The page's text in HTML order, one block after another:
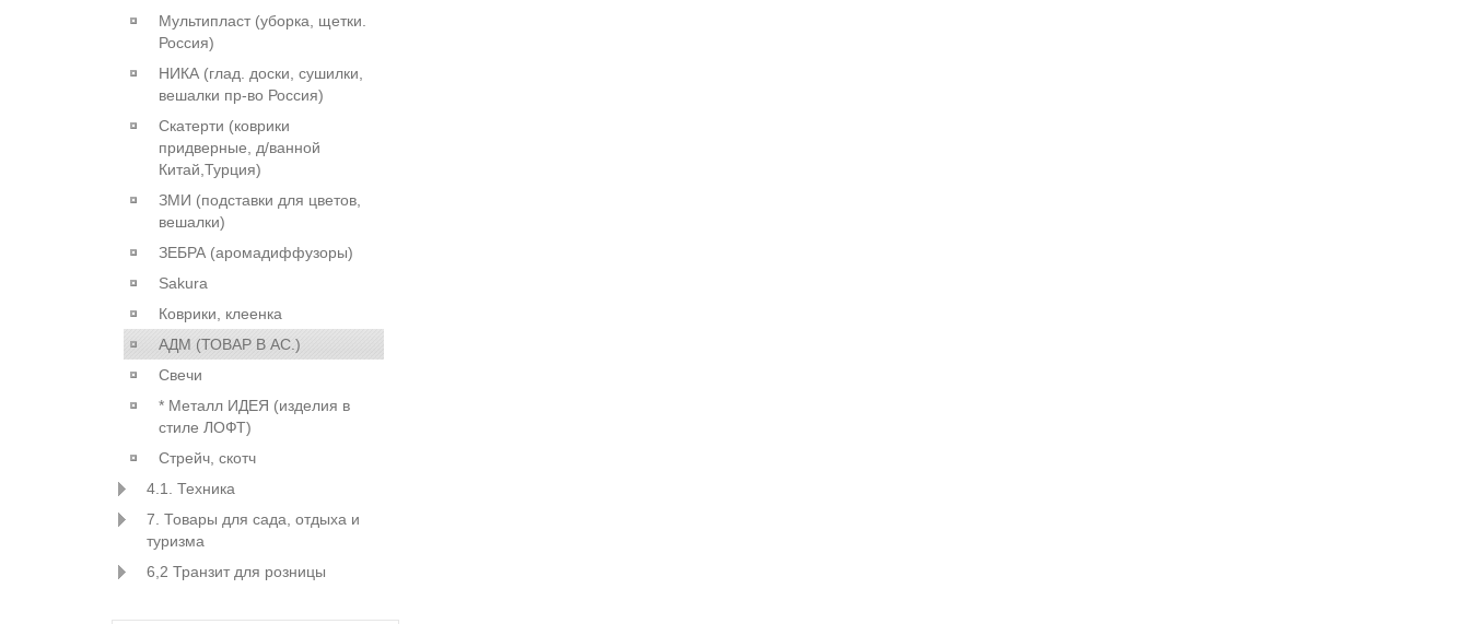
Мультипласт (уборка, щетки.
Россия)
НИКА (глад. доски, сушилки,
вешалки пр-во Россия)
Скатерти (коврики
придверные, д/ванной
Китай,Турция)
ЗМИ (подставки для цветов,
вешалки)
ЗЕБРА (аромадиффузоры)
Sakura
Коврики, клеенка
АДМ (ТОВАР В АС.)
Свечи
* Металл ИДЕЯ (изделия в
стиле ЛОФТ)
Стрейч, скотч
4.1. Техника
7. Товары для сада, отдыха и
туризма
6,2 Транзит для розницы